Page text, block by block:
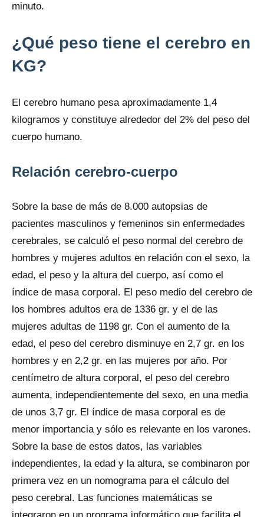
minuto.
¿Qué peso tiene el cerebro en
KG?
El cerebro humano pesa aproximadamente 1,4
kilogramos y constituye alrededor del 2% del peso del
cuerpo humano.
Relación cerebro-cuerpo
Sobre la base de más de 8.000 autopsias de
pacientes masculinos y femeninos sin enfermedades
cerebrales, se calculó el peso normal del cerebro de
hombres y mujeres adultos en relación con el sexo, la
edad, el peso y la altura del cuerpo, así como el
índice de masa corporal. El peso medio del cerebro de
los hombres adultos era de 1336 gr. y el de las
mujeres adultas de 1198 gr. Con el aumento de la
edad, el peso del cerebro disminuye en 2,7 gr. en los
hombres y en 2,2 gr. en las mujeres por año. Por
centímetro de altura corporal, el peso del cerebro
aumenta, independientemente del sexo, en una media
de unos 3,7 gr. El índice de masa corporal es de
menor importancia y sólo es relevante en los varones.
Sobre la base de estos datos, las variables
independientes, la edad y la altura, se combinaron por
primera vez en un nomograma para el cálculo del
peso cerebral. Las funciones matemáticas se